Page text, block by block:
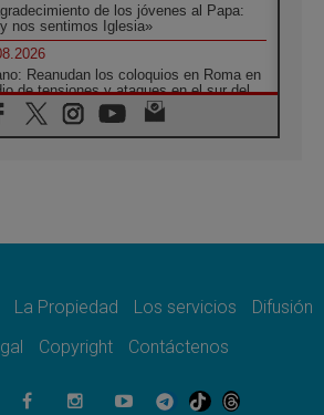
de los jóvenes al Papa:
nos sentimos Iglesia»
Reanudan los coloquios en Roma en
de tensiones y ataques en el sur del
para todo el Uruguay
XIV: La revolución del Evangelio
los muros que separan
en Ceuta: caridad y esperanza
La Propiedad Los servicios
Difusión
Copyright Contáctenos